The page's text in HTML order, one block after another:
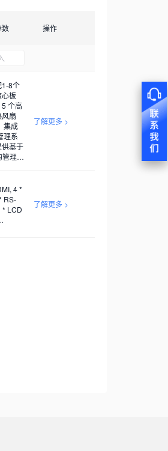
操作
8个
板
5 个高
扇
集成
理系
基于
管理界
发
了解更多 >
4 *
RS-
* LCD
了解更多 >